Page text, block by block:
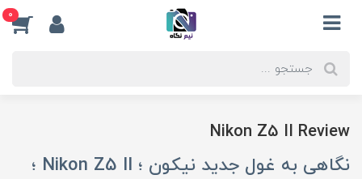
0
Nikon Z5 II Review
نگاهی به غول جدید نیکون ؛ Nikon Z5 II ؛